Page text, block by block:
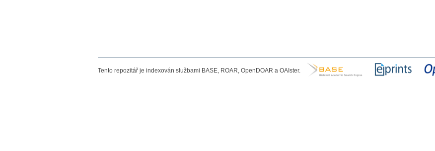
Tento repozitář je indexován službami BASE, ROAR, OpenDOAR a OAIster.